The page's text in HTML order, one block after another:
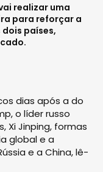
realizar uma
para reforçar a
países,
dias após a do
o líder russo
Xi Jinping, formas
global e a
e a China, lê-